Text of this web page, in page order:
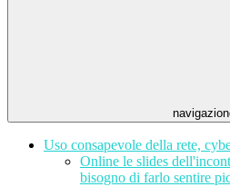
Uso consapevole della rete,
Online le slides
bisogno di farlo sentire